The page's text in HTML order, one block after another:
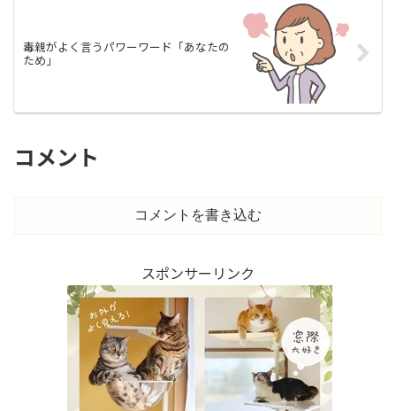
毒親がよく言うパワーワード「あなたの
ため」
コメント
コメントを書き込む
スポンサーリンク